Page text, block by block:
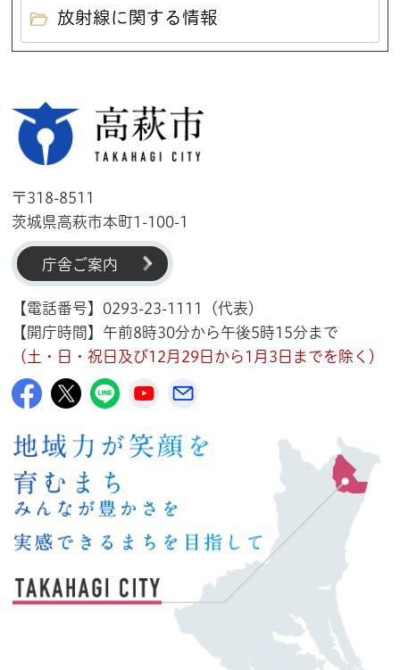
放射線に関する情報
〒318-8511
茨城県高萩市本町1-100-1
庁舎ご案内
【電話番号】0293-23-1111（代表）
【開庁時間】午前8時30分から午後5時15分まで
（土・日・祝日及び12月29日から1月3日までを除く）
高萩市公式Facebook
高萩市公式X
高萩市公式LINE
高萩市YouTube公式チャンネル